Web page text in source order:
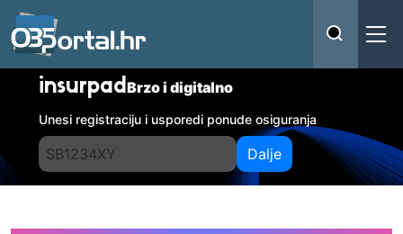
insurpadBrzo i digitalno
Unesi registraciju i usporedi ponude osiguranja
Dalje